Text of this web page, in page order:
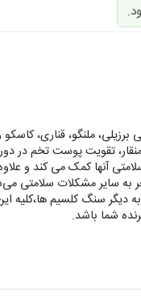
ملنگو، قناری،
منقار، تقویت پوست تخم در
آنها کمک می کند و
به سایر مشکلات سلامتی
سنگ کلسیم ها،کلیه این
شما باشد.